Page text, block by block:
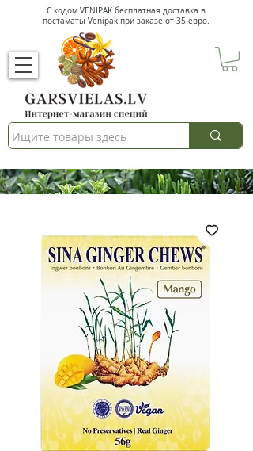
С кодом VENIPAKбесплатная доставка в
постаматы Venipak при заказе от 35 евро.